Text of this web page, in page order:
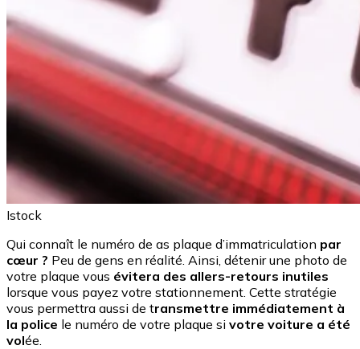
Istock
Qui connaît le numéro de as plaque d’immatriculation par
cœur ? Peu de gens en réalité. Ainsi, détenir une photo de
votre plaque vous évitera des allers-retours inutiles
lorsque vous payez votre stationnement. Cette stratégie
vous permettra aussi de transmettre immédiatement à
la police le numéro de votre plaque si votre voiture a été
volée.